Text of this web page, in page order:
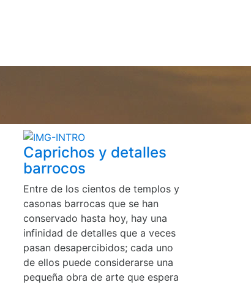
Caprichos y detalles
barrocos
Entre de los cientos de templos y
casonas barrocas que se han
conservado hasta hoy, hay una
infinidad de detalles que a veces
pasan desapercibidos; cada uno
de ellos puede considerarse una
pequeña obra de arte que espera